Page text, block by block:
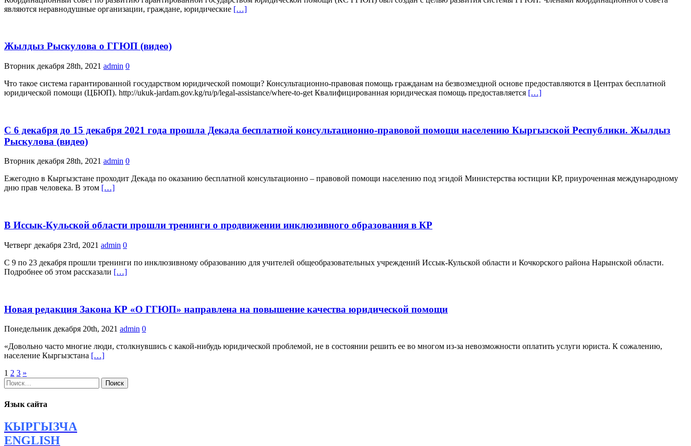
являются неравнодушные организации, граждане, юридические […]
Жылдыз Рыскулова о ГГЮП (видео)
Вторник декабря 28th, 2021 admin 0
Что такое система гарантированной государством юридической помощи? Консультационно-правовая помощь гражданам на безвозмездной основе предоставляются в Центрах бесплатной
юридической помощи (ЦБЮП). http://ukuk-jardam.gov.kg/ru/p/legal-assistance/where-to-get Квалифицированная юридическая помощь предоставляется […]
С 6 декабря до 15 декабря 2021 года прошла Декада бесплатной консультационно-правовой помощи населению Кыргызской Республики. Жылдыз
Рыскулова (видео)
Вторник декабря 28th, 2021 admin 0
Ежегодно в Кыргызстане проходит Декада по оказанию бесплатной консультационно – правовой помощи населению под эгидой Министерства юстиции КР, приуроченная международному
дню прав человека. В этом […]
В Иссык-Кульской области прошли тренинги о продвижении инклюзивного образования в КР
Четверг декабря 23rd, 2021 admin 0
С 9 по 23 декабря прошли тренинги по инклюзивному образованию для учителей общеобразовательных учреждений Иссык-Кульской области и Кочкорского района Нарынской области.
Подробнее об этом рассказали […]
Новая редакция Закона КР «О ГГЮП» направлена на повышение качества юридической помощи
Понедельник декабря 20th, 2021 admin 0
«Довольно часто многие люди, столкнувшись с какой-нибудь юридической проблемой, не в состоянии решить ее во многом из-за невозможности оплатить услуги юриста. К сожалению,
население Кыргызстана […]
Навигация
по
записям
1 2 3 »
Найти:
Язык сайта
КЫРГЫЗЧА
ENGLISH